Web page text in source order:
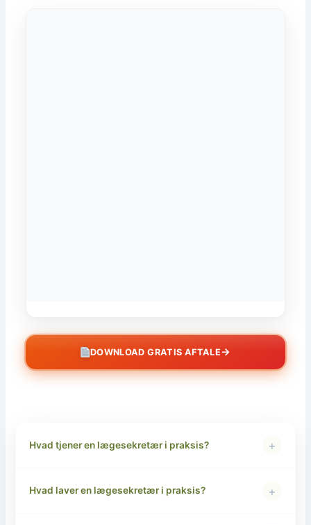
DOWNLOAD GRATIS AFTALE→
Hvad tjener en lægesekretær i praksis? +
Hvad laver en lægesekretær i praksis? +